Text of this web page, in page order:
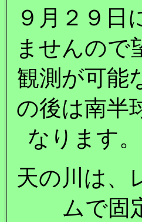
９月２９日
ませんので
観測が可能
の後は南半
なります
天の川は、
ムで固